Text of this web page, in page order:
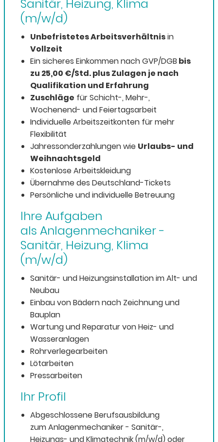
Sanitär, Heizung, Klima
(m/w/d)
Unbefristetes Arbeitsverhältnisin
Vollzeit
Ein sicheres Einkommen nach GVP/DGB bis
zu 25,00 €/Std. plus Zulagen je nach
Qualifikation und Erfahrung
Zuschläge für Schicht-, Mehr-,
Wochenend- und Feiertagsarbeit
Individuelle Arbeitszeitkonten für mehr
Flexibilität
Jahressonderzahlungen wie Urlaubs- und
Weihnachtsgeld
Kostenlose Arbeitskleidung
Übernahme des Deutschland-Tickets
Persönliche und individuelle Betreuung
Ihre Aufgaben
als Anlagenmechaniker -
Sanitär, Heizung, Klima
(m/w/d)
Sanitär- und Heizungsinstallation im Alt- und
Neubau
Einbau von Bädern nach Zeichnung und
Bauplan
Wartung und Reparatur von Heiz- und
Wasseranlagen
Rohrverlegearbeiten
Lötarbeiten
Pressarbeiten
Ihr Profil
Abgeschlossene Berufsausbildung
zumAnlagenmechaniker - Sanitär-,
Heizungs- und Klimatechnik (m/w/d) oder